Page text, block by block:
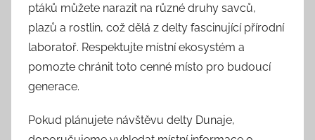
ptáků můžete narazit na různé druhy savců,
plazů a rostlin, což dělá z delty fascinující přírodní
laboratoř. Respektujte místní ekosystém a
pomozte chránit toto cenné místo pro budoucí
generace.
Pokud plánujete návštěvu delty Dunaje,